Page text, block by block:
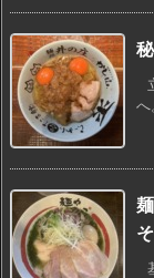
へ